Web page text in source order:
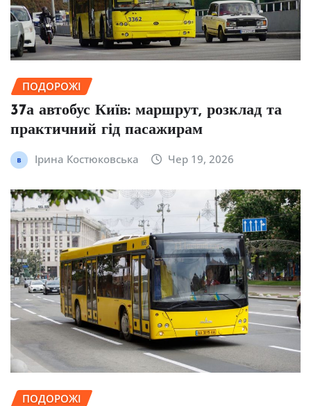
ПОДОРОЖІ
37а автобус Київ: маршрут, розклад та
практичний гід пасажирам
Ірина Костюковська Чер 19, 2026
ПОДОРОЖІ